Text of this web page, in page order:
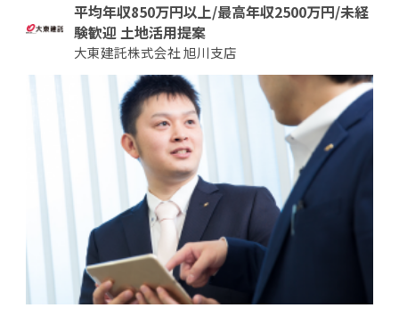
平均年収850万円以上/最高年収2500万円/未経
験歓迎 土地活用提案
大東建託株式会社 旭川支店